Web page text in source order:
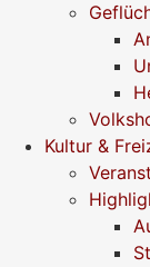
Kultur &